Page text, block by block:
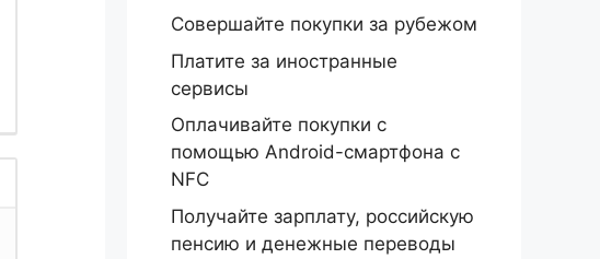
Совершайте покупки за рубежом
Платите за иностранные
сервисы
Оплачивайте покупки с
помощью Android-смартфона с
NFC
Получайте зарплату, российскую
пенсию и денежные переводы